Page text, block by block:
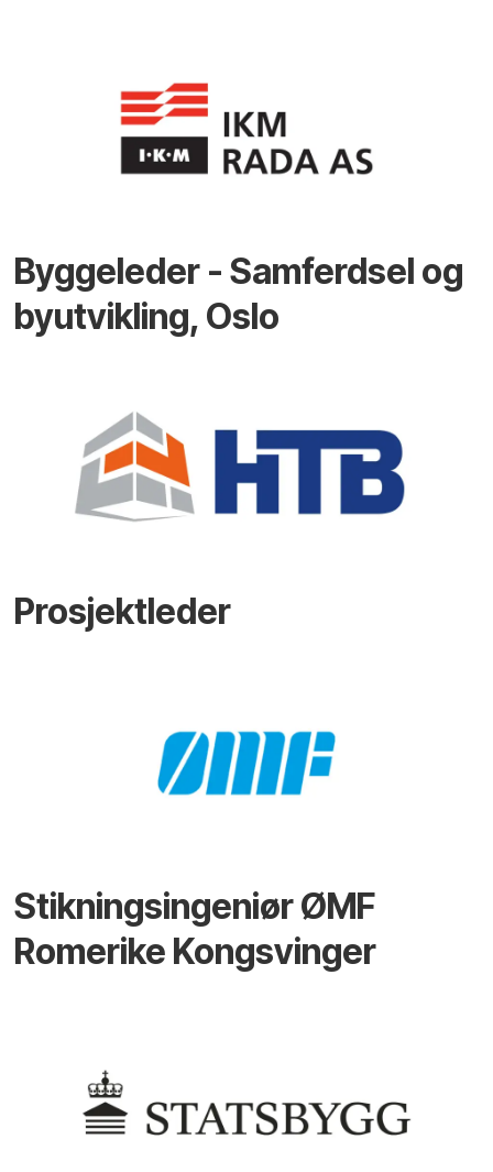
Byggeleder - Samferdsel og
byutvikling, Oslo
Prosjektleder
Stikningsingeniør ØMF
Romerike Kongsvinger